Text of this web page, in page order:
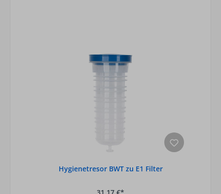
Hygienetresor BWT zu E1 Filter
31,17 €*